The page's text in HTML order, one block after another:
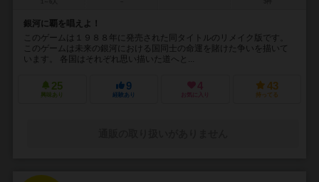
銀河に覇を唱えよ！
このゲームは１９８８年に発売された同タイトルのリメイク版です。
このゲームは未来の銀河における国同士の命運を賭けた争いを描いて
います。 各国はそれぞれ思い描いた道へと...
25
興味あり
9
経験あり
4
お気に入り
43
持ってる